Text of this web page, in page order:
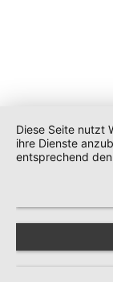
Diese Seite nutzt
ihre Dienste
entsprechend